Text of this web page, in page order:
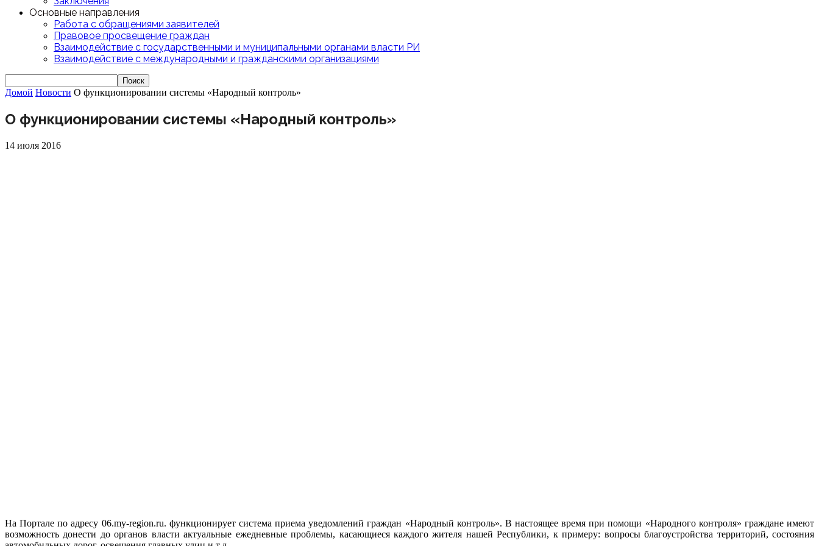
Основные направления
Работа с обращениями заявителей
Правовое просвещение граждан
Взаимодействие с государственными и муниципальными органами власти РИ
Взаимодействие с международными и гражданскими организациями
Домой Новости О функционировании системы «Народный контроль»
О функционировании системы «Народный контроль»
14 июля 2016
На Портале по адресу 06.my-region.ru. функционирует система приема уведомлений граждан «Народный контроль». В настоящее время при помощи «Народного контроля» граждане имеют
возможность донести до органов власти актуальные ежедневные проблемы, касающиеся каждого жителя нашей Республики, к примеру: вопросы благоустройства территорий, состояния